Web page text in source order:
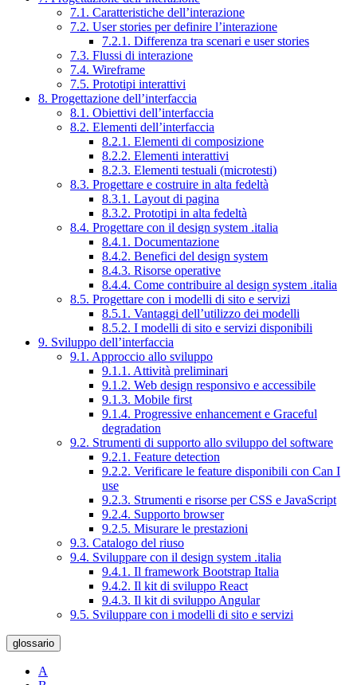
7.1. Caratteristiche dell’interazione
7.2. User stories per definire l’interazione
7.2.1. Differenza tra scenari e user stories
7.3. Flussi di interazione
7.4. Wireframe
7.5. Prototipi interattivi
8. Progettazione dell’interfaccia
8.1. Obiettivi dell’interfaccia
8.2. Elementi dell’interfaccia
8.2.1. Elementi di composizione
8.2.2. Elementi interattivi
8.2.3. Elementi testuali (microtesti)
8.3. Progettare e costruire in alta fedeltà
8.3.1. Layout di pagina
8.3.2. Prototipi in alta fedeltà
8.4. Progettare con il design system .italia
8.4.1. Documentazione
8.4.2. Benefici del design system
8.4.3. Risorse operative
8.4.4. Come contribuire al design system .italia
8.5. Progettare con i modelli di sito e servizi
8.5.1. Vantaggi dell’utilizzo dei modelli
8.5.2. I modelli di sito e servizi disponibili
9. Sviluppo dell’interfaccia
9.1. Approccio allo sviluppo
9.1.1. Attività preliminari
9.1.2. Web design responsivo e accessibile
9.1.3. Mobile first
9.1.4. Progressive enhancement e Graceful
degradation
9.2. Strumenti di supporto allo sviluppo del software
9.2.1. Feature detection
9.2.2. Verificare le feature disponibili con Can I
use
9.2.3. Strumenti e risorse per CSS e JavaScript
9.2.4. Supporto browser
9.2.5. Misurare le prestazioni
9.3. Catalogo del riuso
9.4. Sviluppare con il design system .italia
9.4.1. Il framework Bootstrap Italia
9.4.2. Il kit di sviluppo React
9.4.3. Il kit di sviluppo Angular
9.5. Sviluppare con i modelli di sito e servizi
glossario
A